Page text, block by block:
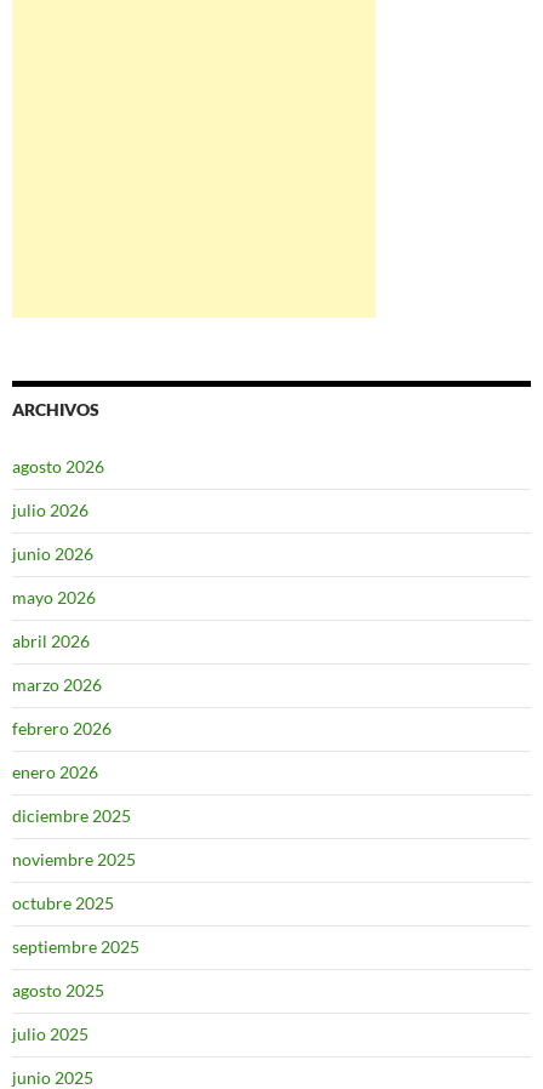
ARCHIVOS
agosto 2026
julio 2026
junio 2026
mayo 2026
abril 2026
marzo 2026
febrero 2026
enero 2026
diciembre 2025
noviembre 2025
octubre 2025
septiembre 2025
agosto 2025
julio 2025
junio 2025